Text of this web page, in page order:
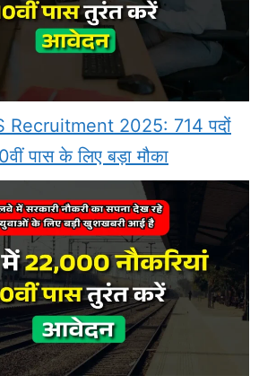
Recruitment 2025: 714 पदों
पास के लिए बड़ा मौका